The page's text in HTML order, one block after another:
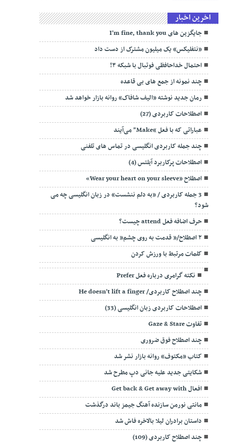
اخرین اخبار
جایگزین های I’m fine, thank you
«نتفلیکس»‌ یک میلیون مشترک از دست داد
احتمال خداحافظی فوتبال با شبکه ۳!
چند نمونه از جمع‌ های بی‌ قاعده
رمان جدید نوشته «الیف شافاک» روانه بازار خواهد شد
اصطلاحات کاربردی (27)
عباراتی که با فعل “Make” می‌آیند
چند جمله کاربردی انگلیسی در تماس های تلفنی
اصطلاحات پرکاربرد آیلتس (4)
اصطلاح «Wear your heart on your sleeve»
3 جمله کاربردی / «به دلم ننشست» در زبان انگلیسی چه می
شود؟
حرف اضافه فعل attend چیست؟
۲ اصطلاح/” قدمت به روی چشم” به انگلیسی
کلمات مرتبط با ورزش کردن
نکته گرامری درباره فعل Prefer
چند اصطلاح کاربردی/ He doesn’t lift a finger
اصطلاحات کاربردی زبان انگلیسی (33)
تفاوت Gaze & Stare
چند اصطلاح فوق ضروری
کتاب «مکتوف» روانه بازار نشر شد
شکایتی جدید علیه جانی دپ مطرح شد
افعال Get back & Get away with
مانتی نورمن سازنده آهنگ جیمز باند درگذشت
داستان برادران لیلا بالاخره فاش شد
چند اصطلاح کاربردی (109)